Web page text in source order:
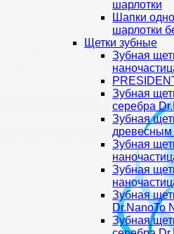
шарлотки
Шапки
шарлотки
Щетки зубные
Зубная
Зубная
серебра
Зубная
древесным
Зубная
Зубная
Зубная
Dr.NanoTo
Зубная